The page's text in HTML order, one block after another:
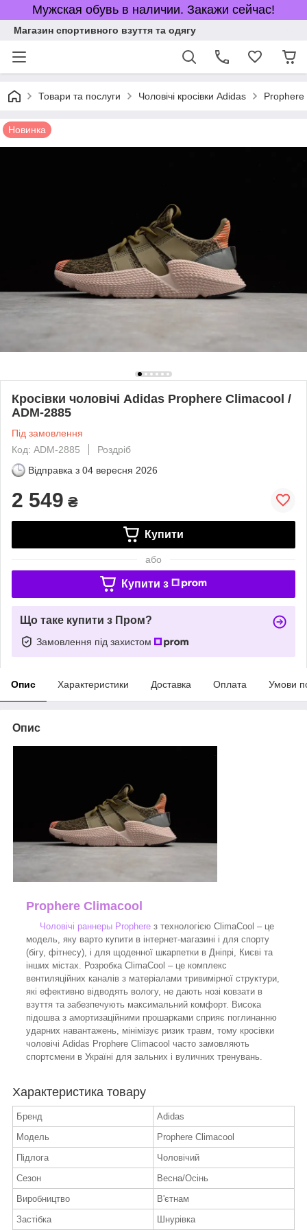
Мужская обувь в наличии. Закажи сейчас!
Магазин спортивного взуття та одягу
Товари та послуги Чоловічі кросівки Adidas Prophere
Новинка
Кросівки чоловічі Adidas Prophere Climacool /
ADM-2885
Під замовлення
Код: ADM-2885
Роздріб
Відправка з 04 вересня 2026
2 549 ₴
Купити
або
Купити з
Що таке купити з Пром?
Замовлення під захистом
Опис Характеристики Доставка Оплата Умови
Опис
Prophere Climacool
Чоловічі раннеры Prophere з технологією ClimaCool – це
модель, яку варто купити в інтернет-магазині і для спорту
(бігу, фітнесу), і для щоденної шкарпетки в Дніпрі, Києві та
інших містах. Розробка ClimaCool – це комплекс
вентиляційних каналів з матеріалами тривимірної структури,
які ефективно відводять вологу, не дають нозі ковзати в
взуття та забезпечують максимальний комфорт. Висока
підошва з амортизаційними прошарками сприяє поглинанню
ударних навантажень, мінімізує ризик травм, тому кросівки
чоловічі Adidas Prophere Climacool часто замовляють
спортсмени в Україні для зальних і вуличних тренувань.
Характеристика товару
Бренд
Adidas
Модель
Prophere Climacool
Підлога
Чоловічий
Сезон
Весна/Осінь
Виробництво
В'єтнам
Застібка
Шнурівка